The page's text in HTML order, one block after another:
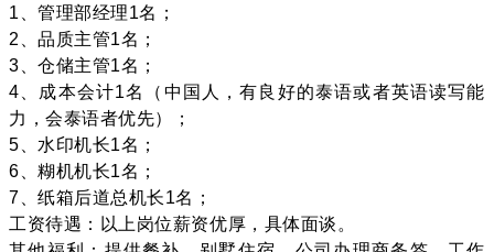
1、管理部经理1名；
2、品质主管1名；
3、仓储主管1名；
4、成本会计1名（中国人，有良好的泰语或者英语读写能
力，会泰语者优先）；
5、水印机长1名；
6、糊机机长1名；
7、纸箱后道总机长1名；
工资待遇：以上岗位薪资优厚，具体面谈。